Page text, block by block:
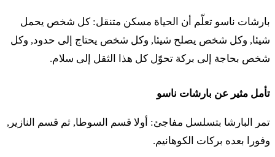
٣٦ فَيِّهْيو فْقوديهِم لْمِشْبّْحوتام أَلْبَّيِم شْبَع مي أوت
فَحَميشّيم
לז
אֵלֶּה פְקוּדֵי מִשְׁפְּחֹת הַקְּהָתִי כָּל הָעֹבֵד בְּאֹהֶל
מוֹעֵד אֲשֶׁר פָּקַד מֹשֶׁה וְאַהֲרֹן עַל פִּי יְדוָד בְּיַד
מֹשֶׁה׃
بارشات ناسو تعلّم أن الحياة مسكن متنقل: كل شخص يحمل
شيئا, وكل شخص يصلح شيئا, وكل شخص يحتاج إلى حدود, وكل
شخص بحاجة إلى بركة تحوّل كل هذا الثقل إلى سلام.
تأمل مثير عن بارشات ناسو
تمر البارشا بتسلسل مفاجئ: أولا قسم السوطا, ثم قسم النازير,
وفورا بعده بركات الكوهانيم.